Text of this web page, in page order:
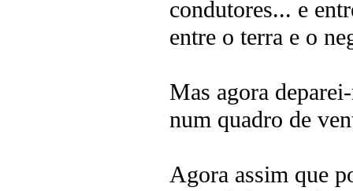
condutores... e
entre o terra e o
Mas agora
num quadro de
Agora assim que